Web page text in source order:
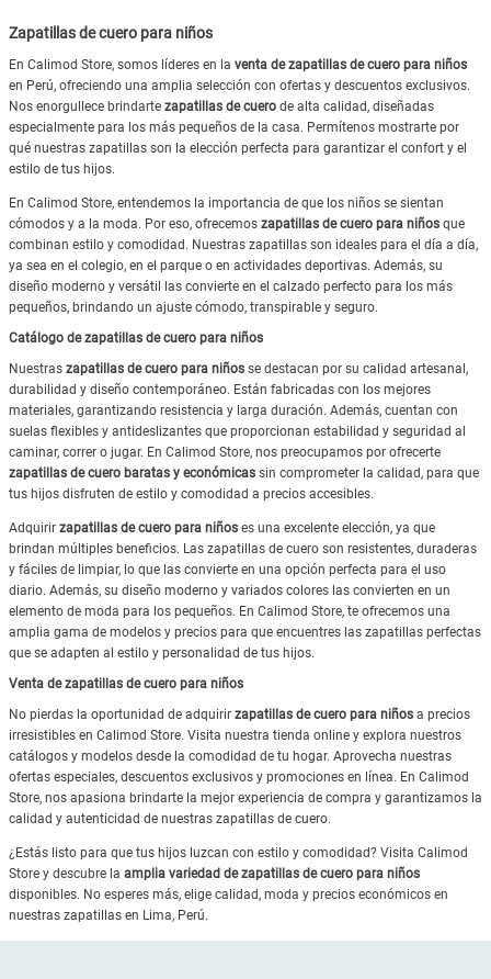
Zapatillas de cuero para niños
En Calimod Store, somos líderes en la venta de zapatillas de cuero para niños
en Perú, ofreciendo una amplia selección con ofertas y descuentos exclusivos.
Nos enorgullece brindarte zapatillas de cuero de alta calidad, diseñadas
especialmente para los más pequeños de la casa. Permítenos mostrarte por
qué nuestras zapatillas son la elección perfecta para garantizar el confort y el
estilo de tus hijos.
En Calimod Store, entendemos la importancia de que los niños se sientan
cómodos y a la moda. Por eso, ofrecemos zapatillas de cuero para niños que
combinan estilo y comodidad. Nuestras zapatillas son ideales para el día a día,
ya sea en el colegio, en el parque o en actividades deportivas. Además, su
diseño moderno y versátil las convierte en el calzado perfecto para los más
pequeños, brindando un ajuste cómodo, transpirable y seguro.
Catálogo de zapatillas de cuero para niños
Nuestras zapatillas de cuero para niños se destacan por su calidad artesanal,
durabilidad y diseño contemporáneo. Están fabricadas con los mejores
materiales, garantizando resistencia y larga duración. Además, cuentan con
suelas flexibles y antideslizantes que proporcionan estabilidad y seguridad al
caminar, correr o jugar. En Calimod Store, nos preocupamos por ofrecerte
zapatillas de cuero baratas y económicas sin comprometer la calidad, para que
tus hijos disfruten de estilo y comodidad a precios accesibles.
Adquirir zapatillas de cuero para niños es una excelente elección, ya que
brindan múltiples beneficios. Las zapatillas de cuero son resistentes, duraderas
y fáciles de limpiar, lo que las convierte en una opción perfecta para el uso
diario. Además, su diseño moderno y variados colores las convierten en un
elemento de moda para los pequeños. En Calimod Store, te ofrecemos una
amplia gama de modelos y precios para que encuentres las zapatillas perfectas
que se adapten al estilo y personalidad de tus hijos.
Venta de zapatillas de cuero para niños
No pierdas la oportunidad de adquirir zapatillas de cuero para niños a precios
irresistibles en Calimod Store. Visita nuestra tienda online y explora nuestros
catálogos y modelos desde la comodidad de tu hogar. Aprovecha nuestras
ofertas especiales, descuentos exclusivos y promociones en línea. En Calimod
Store, nos apasiona brindarte la mejor experiencia de compra y garantizamos la
calidad y autenticidad de nuestras zapatillas de cuero.
¿Estás listo para que tus hijos luzcan con estilo y comodidad? Visita Calimod
Store y descubre la amplia variedad de zapatillas de cuero para niños
disponibles. No esperes más, elige calidad, moda y precios económicos en
nuestras zapatillas en Lima, Perú.